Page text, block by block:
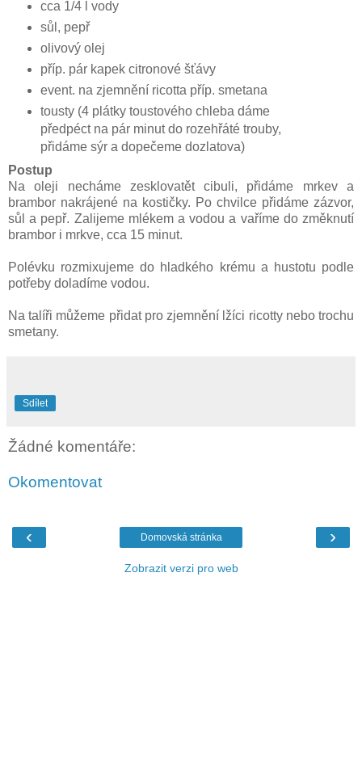
cca 1/4 l vody
sůl, pepř
olivový olej
příp. pár kapek citronové šťávy
event. na zjemnění ricotta příp. smetana
tousty (4 plátky toustového chleba dáme
předpéct na pár minut do rozehřáté trouby,
přidáme sýr a dopečeme dozlatova)
Postup
Na oleji necháme zesklovatět cibuli, přidáme mrkev a
brambor nakrájené na kostičky. Po chvilce přidáme zázvor,
sůl a pepř. Zalijeme mlékem a vodou a vaříme do změknutí
brambor i mrkve, cca 15 minut.
Polévku rozmixujeme do hladkého krému a hustotu podle
potřeby doladíme vodou.
Na talíři můžeme přidat pro zjemnění lžíci ricotty nebo trochu
smetany.
Sdílet
Žádné komentáře:
Okomentovat
‹ ›
Domovská stránka
Zobrazit verzi pro web